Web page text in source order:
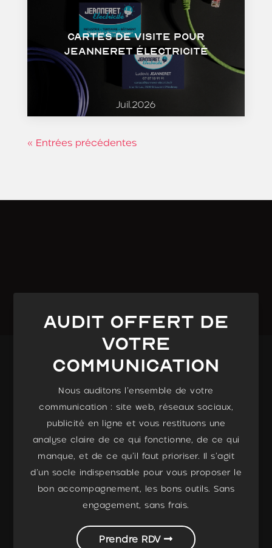
Cartes de visite pour
Jeanneret Électricité
Juil.2026
« Entrées précédentes
Audit Offert de
votre
communication
Nous auditons l’ensemble de votre
communication : site web, réseaux sociaux,
publicité en ligne et vous restituons une
analyse claire de ce qui fonctionne, de ce qui
manque, et de ce qu’il faut prioriser. Il s’agit
d’un socle indispensable pour vous proposer le
bon accompagnement, les bons outils. Sans
engagement, sans frais.
Prendre RDV